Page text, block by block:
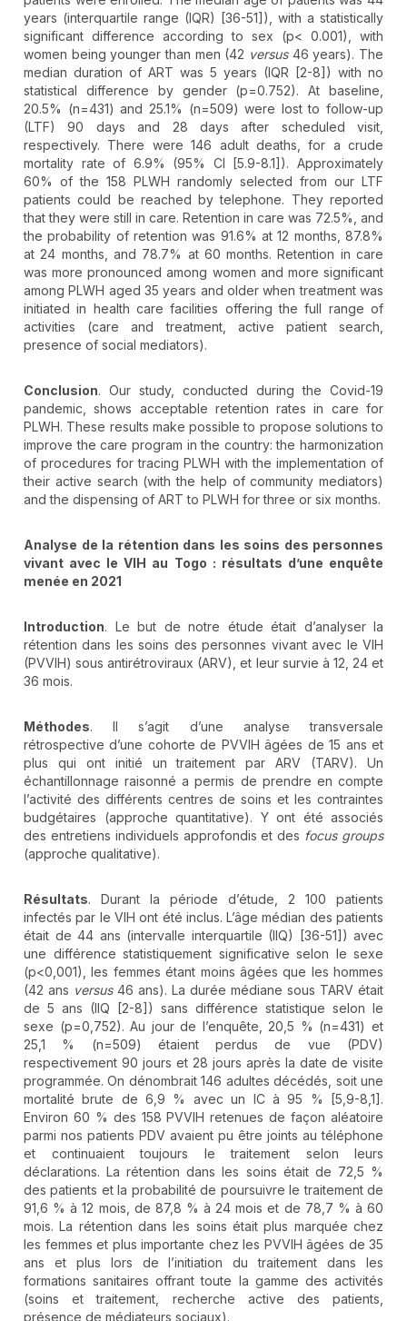
years (interquartile range (IQR) [36-51]), with a statistically
significant difference according to sex (p< 0.001), with
women being younger than men (42 versus46 years). The
median duration of ART was 5 years (IQR [2-8]) with no
statistical difference by gender (p=0.752). At baseline,
20.5% (n=431) and 25.1% (n=509) were lost to follow-up
(LTF) 90 days and 28 days after scheduled visit,
respectively. There were 146 adult deaths, for a crude
mortality rate of 6.9% (95% CI [5.9-8.1]). Approximately
60% of the 158 PLWH randomly selected from our LTF
patients could be reached by telephone. They reported
that they were still in care. Retention in care was 72.5%, and
the probability of retention was 91.6% at 12 months, 87.8%
at 24 months, and 78.7% at 60 months. Retention in care
was more pronounced among women and more significant
among PLWH aged 35 years and older when treatment was
initiated in health care facilities offering the full range of
activities (care and treatment, active patient search,
presence of social mediators).
Conclusion. Our study, conducted during the Covid-19
pandemic, shows acceptable retention rates in care for
PLWH. These results make possible to propose solutions to
improve the care program in the country: the harmonization
of procedures for tracing PLWH with the implementation of
their active search (with the help of community mediators)
and the dispensing of ART to PLWH for three or six months.
Analyse de la rétention dans les soins des personnes
vivant avec le VIH au Togo : résultats d’une enquête
menée en 2021
Introduction. Le but de notre étude était d’analyser la
rétention dans les soins des personnes vivant avec le VIH
(PVVIH) sous antirétroviraux (ARV), et leur survie à 12, 24 et
36 mois.
Méthodes. Il s’agit d’une analyse transversale
rétrospective d’une cohorte de PVVIH âgées de 15 ans et
plus qui ont initié un traitement par ARV (TARV). Un
échantillonnage raisonné a permis de prendre en compte
l’activité des différents centres de soins et les contraintes
budgétaires (approche quantitative). Y ont été associés
des entretiens individuels approfondis et des focus groups
(approche qualitative).
Résultats. Durant la période d’étude, 2 100 patients
infectés par le VIH ont été inclus. L’âge médian des patients
était de 44 ans (intervalle interquartile (IIQ) [36-51]) avec
une différence statistiquement significative selon le sexe
(p<0,001), les femmes étant moins âgées que les hommes
(42 ans versus46 ans). La durée médiane sous TARV était
de 5 ans (IIQ [2-8]) sans différence statistique selon le
sexe (p=0,752). Au jour de l’enquête, 20,5 % (n=431) et
25,1 % (n=509) étaient perdus de vue (PDV)
respectivement 90 jours et 28 jours après la date de visite
programmée. On dénombrait 146 adultes décédés, soit une
mortalité brute de 6,9 % avec un IC à 95 % [5,9-8,1].
Environ 60 % des 158 PVVIH retenues de façon aléatoire
parmi nos patients PDV avaient pu être joints au téléphone
et continuaient toujours le traitement selon leurs
déclarations. La rétention dans les soins était de 72,5 %
des patients et la probabilité de poursuivre le traitement de
91,6 % à 12 mois, de 87,8 % à 24 mois et de 78,7 % à 60
mois. La rétention dans les soins était plus marquée chez
les femmes et plus importante chez les PVVIH âgées de 35
ans et plus lors de l’initiation du traitement dans les
formations sanitaires offrant toute la gamme des activités
(soins et traitement, recherche active des patients,
présence de médiateurs sociaux).